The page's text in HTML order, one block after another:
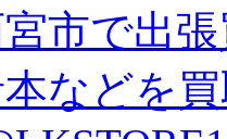
市で出
などを